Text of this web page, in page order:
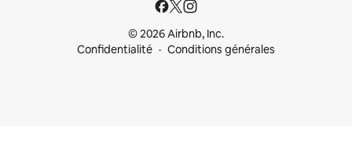
© 2026 Airbnb, Inc.
Confidentialité
Conditions générales